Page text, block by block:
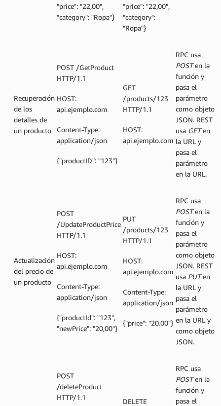
"price": "22,00",
"category": "Ropa"}
"price": "22,00",
"category":
"Ropa"}
Recuperación
de los
detalles de
un producto
POST /GetProduct
HTTP/1.1
HOST:
api.ejemplo.com
Content-Type:
application/json
{"productID": "123"}
GET
/products/123
HTTP/1.1
HOST:
api.ejemplo.com
RPC usa
POSTen la
función y
pasa el
parámetro
como objeto
JSON. REST
usa GETen
la URL y
pasa el
parámetro
en la URL.
Actualización
del precio de
un producto
POST
/UpdateProductPrice
HTTP/1.1
HOST:
api.ejemplo.com
Content-Type:
application/json
{"productId": "123",
"newPrice": "20,00"}
PUT
/products/123
HTTP/1.1
HOST:
api.ejemplo.com
Content-Type:
application/json
{"price": "20.00"}
RPC usa
POSTen la
función y
pasa el
parámetro
como objeto
JSON. REST
usa PUTen
la URL y
pasa el
parámetro
en la URL y
como objeto
JSON.
POST
/deleteProduct
HTTP/1.1
DELETE
RPC usa
POSTen la
función y
pasa el